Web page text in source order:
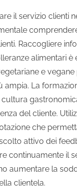
il servizio clienti
Raccogliere
alimentari è
e
ampia. La
del cliente.
che
attivo dei
continuamente il
aumentare la
clientela.